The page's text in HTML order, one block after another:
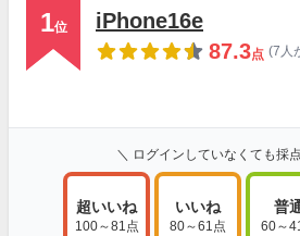
1位
iPhone16e
87.3点 (7人
＼ ログインしていなくても採
超いいね
100～81点
いいね
80～61点
普
60～